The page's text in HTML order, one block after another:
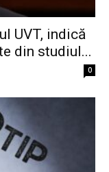
UVT, indică
din studiul...
0